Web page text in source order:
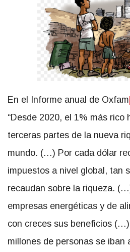
En el Informe anual de Oxfam
“Desde 2020, el 1% más rico
terceras partes de la nueva
mundo. (…) Por cada dólar
impuestos a nivel global, tan
recaudan sobre la riqueza.
empresas energéticas y de
con creces sus beneficios
millones de personas se iban